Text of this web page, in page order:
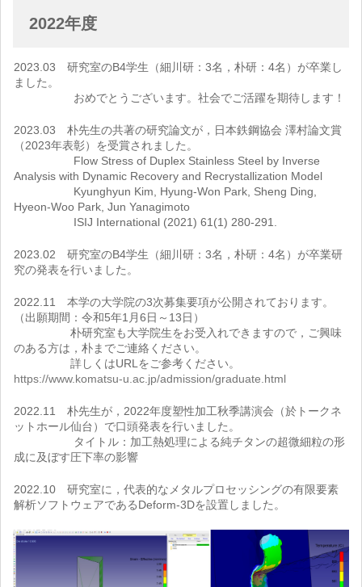
2022年度
2023.03 研究室のB4学生（細川研：3名，朴研：4名）が卒業し
ました。
おめでとうございます。社会でご活躍を期待します！
2023.03 朴先生の共著の研究論文が，日本鉄鋼協会 澤村論文賞
（2023年表彰）を受賞されました。
Flow Stress of Duplex Stainless Steel by Inverse
Analysis with Dynamic Recovery and Recrystallization Model
Kyunghyun Kim, Hyung-Won Park, Sheng Ding,
Hyeon-Woo Park, Jun Yanagimoto
ISIJ International (2021) 61(1) 280-291.
2023.02 研究室のB4学生（細川研：3名，朴研：4名）が卒業研
究の発表を行いました。
2022.11 本学の大学院の3次募集要項が公開されております。
（出願期間：令和5年1月6日～13日）
朴研究室も大学院生をお受入れできますので，ご興味
のある方は，朴までご連絡ください。
詳しくはURLをご参考ください。
https://www.komatsu-u.ac.jp/admission/graduate.html
2022.11 朴先生が，2022年度塑性加工秋季講演会（於トークネ
ットホール仙台）で口頭発表を行いました。
タイトル：加工熱処理による純チタンの超微細粒の形
成に及ぼす圧下率の影響
2022.10 研究室に，代表的なメタルプロセッシングの有限要素
解析ソフトウェアであるDeform-3Dを設置しました。